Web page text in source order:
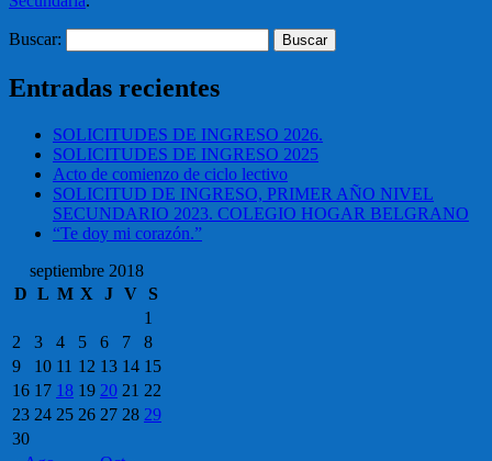
Buscar:
Entradas recientes
SOLICITUDES DE INGRESO 2026.
SOLICITUDES DE INGRESO 2025
Acto de comienzo de ciclo lectivo
SOLICITUD DE INGRESO, PRIMER AÑO NIVEL
SECUNDARIO 2023. COLEGIO HOGAR BELGRANO
“Te doy mi corazón.”
septiembre 2018
D L M X J V S
1
2
3 4 5 6 7
8
9
10 11 12 13 14 15
16 17 18 19 20 21 22
23 24 25 26 27 28 29
30